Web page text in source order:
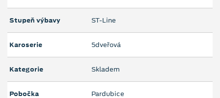
Stupeň výbavy ST-Line
Karoserie 5dveřová
Kategorie Skladem
Pobočka Pardubice